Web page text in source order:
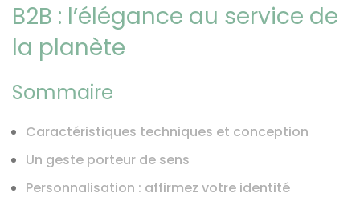
B2B : l’élégance au service de
la planète
Sommaire
Caractéristiques techniques et conception
Un geste porteur de sens
Personnalisation : affirmez votre identité